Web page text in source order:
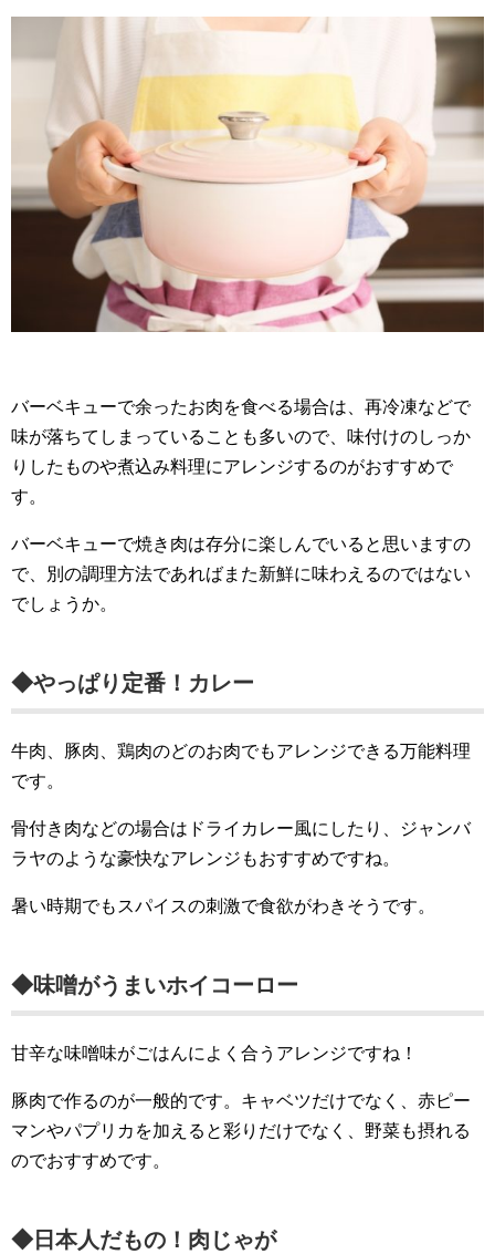
バーベキューで余ったお肉を食べる場合は、再冷凍などで
味が落ちてしまっていることも多いので、味付けのしっか
りしたものや煮込み料理にアレンジするのがおすすめで
す。
バーベキューで焼き肉は存分に楽しんでいると思いますの
で、別の調理方法であればまた新鮮に味わえるのではない
でしょうか。
◆やっぱり定番！カレー
牛肉、豚肉、鶏肉のどのお肉でもアレンジできる万能料理
です。
骨付き肉などの場合はドライカレー風にしたり、ジャンバ
ラヤのような豪快なアレンジもおすすめですね。
暑い時期でもスパイスの刺激で食欲がわきそうです。
◆味噌がうまいホイコーロー
甘辛な味噌味がごはんによく合うアレンジですね！
豚肉で作るのが一般的です。キャベツだけでなく、赤ピー
マンやパプリカを加えると彩りだけでなく、野菜も摂れる
のでおすすめです。
◆日本人だもの！肉じゃが